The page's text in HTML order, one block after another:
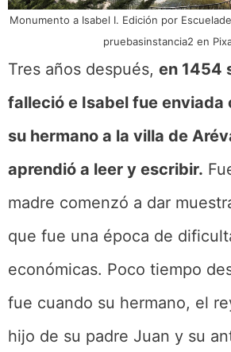
Monumento a Isabel I. Edición por
pruebasinstancia2 en
Tres años después, en 1454
falleció e Isabel fue enviada
su hermano a la villa de
aprendió a leer y escribir.
madre comenzó a dar
que fue una época de
económicas. Poco tiempo
fue cuando su hermano, el
hijo de su padre Juan y su